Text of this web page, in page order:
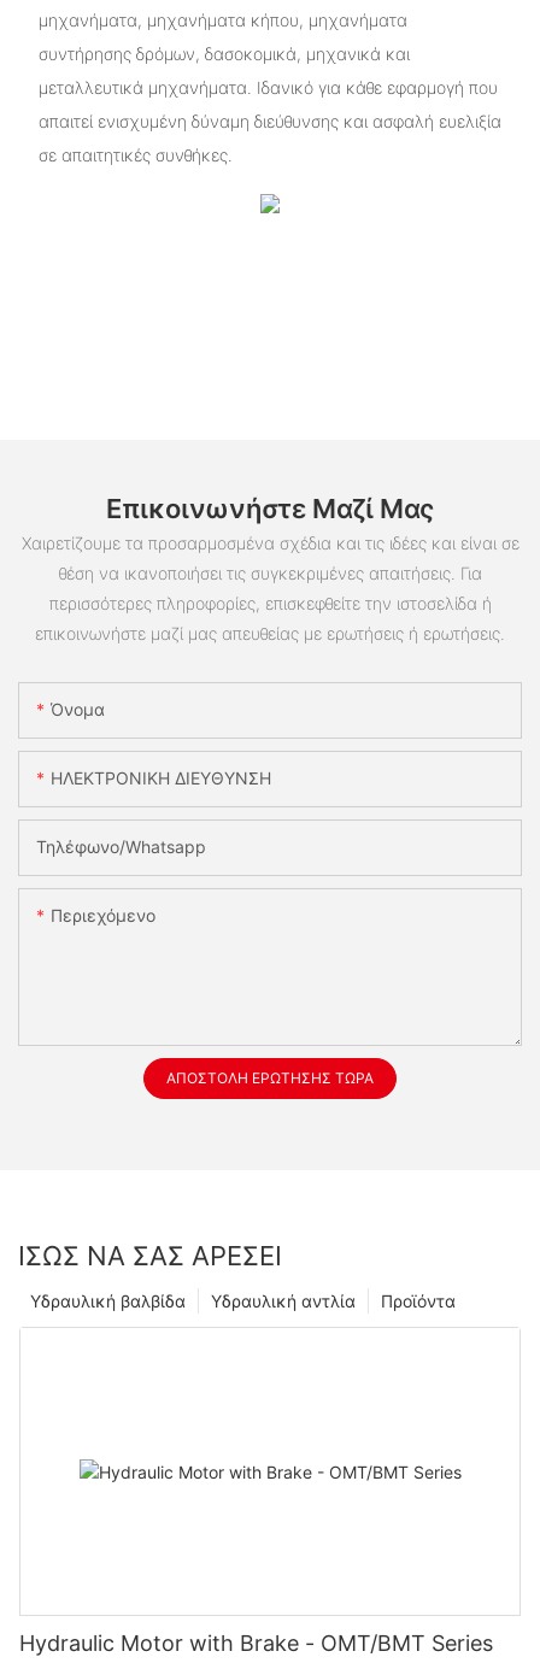
μηχανήματα, μηχανήματα κήπου, μηχανήματα
συντήρησης δρόμων, δασοκομικά, μηχανικά και
μεταλλευτικά μηχανήματα. Ιδανικό για κάθε εφαρμογή που
απαιτεί ενισχυμένη δύναμη διεύθυνσης και ασφαλή ευελιξία
σε απαιτητικές συνθήκες.
Επικοινωνήστε Μαζί Μας
Χαιρετίζουμε τα προσαρμοσμένα σχέδια και τις ιδέες και είναι σε
θέση να ικανοποιήσει τις συγκεκριμένες απαιτήσεις. Για
περισσότερες πληροφορίες, επισκεφθείτε την ιστοσελίδα ή
επικοινωνήστε μαζί μας απευθείας με ερωτήσεις ή ερωτήσεις.
Όνομα
ΗΛΕΚΤΡΟΝΙΚΗ ΔΙΕΥΘΥΝΣΗ
Τηλέφωνο/whatsapp
Περιεχόμενο
ΑΠΟΣΤΟΛΉ ΕΡΏΤΗΣΗΣ ΤΏΡΑ
ΊΣΩΣ ΝΑ ΣΑΣ ΑΡΈΣΕΙ
Προϊόντα
Υδραυλική αντλία
Υδραυλική βαλβίδα
Hydraulic Motor with Brake - OMT/BMT Series